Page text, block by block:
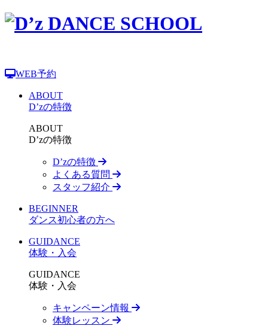
WEB予約
ABOUT
D’zの特徴
ABOUT
D’zの特徴
D’zの特徴
よくある質問
スタッフ紹介
BEGINNER
ダンス初心者の方へ
GUIDANCE
体験・入会
GUIDANCE
体験・入会
キャンペーン情報
体験レッスン